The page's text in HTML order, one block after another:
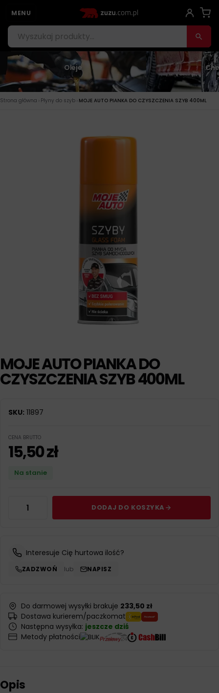
MENU
Oleje
Strona główna › Płyny do szyb › MOJE AUTO PIANKA DO CZYSZCZENIA SZYB 400ML
MOJE AUTO PIANKA DO
CZYSZCZENIA SZYB 400ML
SKU: 11897
CENA BRUTTO
15,50zł
Na stanie
DODAJ DO KOSZYKA
Interesuje Cię hurtowa ilość?
ZADZWOŃ lub NAPISZ
Do darmowej wysyłki brakuje 233,50 zł
Dostawa kurierem/paczkomat
Następna wysyłka: jeszcze dziś
Metody płatności
Opis